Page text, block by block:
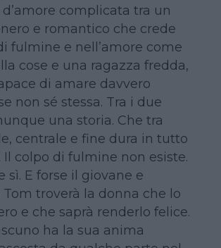
complicata tra un
e romantico che crede
fulmine e nell’amore come
cose e una ragazza fredda,
di amare davvero
non sé stessa. Tra i due
una storia. Che tra
centrale e fine dura in tutto
Il colpo di fulmine non esiste.
sì. E forse il giovane e
troverà la donna che lo
e che saprà renderlo felice.
ha la sua anima